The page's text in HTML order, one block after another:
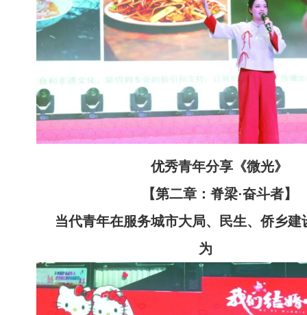
优秀青年分享《微光》
【第二章：脊梁·奋斗者】
当代青年在服务城市大局、民生、侨乡建
为